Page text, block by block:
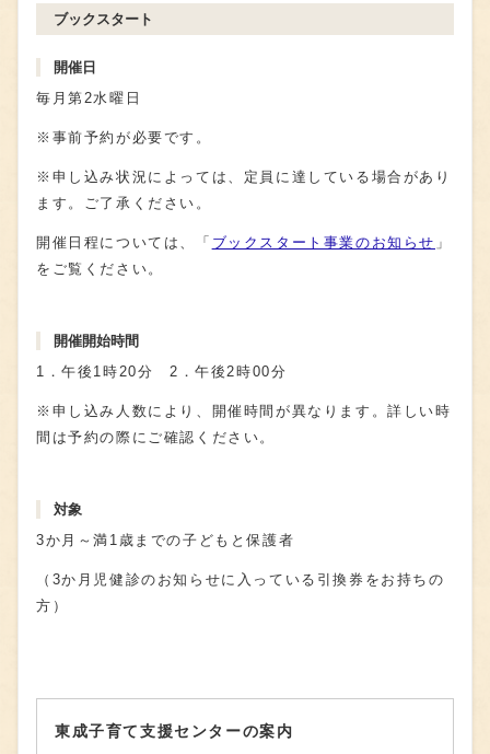
ブックスタート
開催日
毎月第2水曜日
※事前予約が必要です。
※申し込み状況によっては、定員に達している場合があり
ます。ご了承ください。
開催日程については、「 ブックスタート事業のお知らせ 」
をご覧ください。
開催開始時間
1．午後1時20分 2．午後2時00分
※申し込み人数により、開催時間が異なります。詳しい時
間は予約の際にご確認ください。
対象
3か月～満1歳までの子どもと保護者
（3か月児健診のお知らせに入っている引換券をお持ちの
方）
東成子育て支援センターの案内